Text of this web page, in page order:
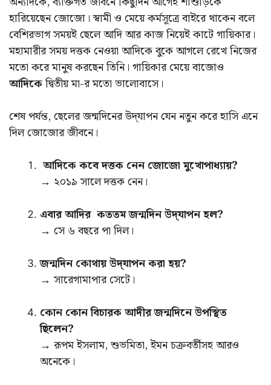
হারিয়েছেন জোজো। স্বামী ও মেয়ে কর্মসূত্রে বাইরে থাকেন বলে
বেশিরভাগ সময়ই ছেলে আদি আর কাজ নিয়েই কাটে গায়িকার।
মহামারীর সময় দত্তক নেওয়া আদিকে বুকে আগলে রেখে নিজের
মতো করে মানুষ করছেন তিনি। গায়িকার মেয়ে বাজোও
আদিকেদ্বিতীয় মা-র মতো ভালোবাসে।
শেষ পর্যন্ত, ছেলের জন্মদিনের উদ্‌যাপন যেন নতুন করে হাসি এনে
দিল জোজোর জীবনে।
আদিকে কবে দত্তক নেন জোজো মুখোপাধ্যায়?
→ ২০১৯ সালে দত্তক নেন।
এবার আদির কততম জন্মদিন উদ্‌যাপন হল?
→ সে ৬ বছরে পা দিল।
জন্মদিন কোথায় উদ্‌যাপন করা হয়?
→ সারেগামাপার সেটে।
কোন কোন বিচারক আদীর জন্মদিনে উপস্থিত
ছিলেন?
→ রূপম ইসলাম, শুভমিতা, ইমন চক্রবর্তীসহ আরও
অনেকে।